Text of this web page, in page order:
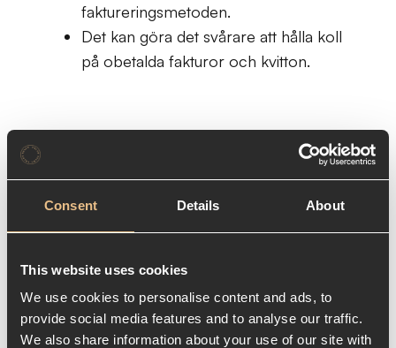
Consent Details About
This website uses cookies
We use cookies to personalise content and ads, to
provide social media features and to analyse our traffic.
We also share information about your use of our site with
faktureringsmetoden.
Det kan göra det svårare att hålla koll
på obetalda fakturor och kvitton.
Slutsats
Att förstå och välja rätt bokföringsmetod är
avgörande för ditt företags ekonomiska
detaljerad överblick men kräver mer
noggrannhet, medan kontantmetoden är
enklare men kanske inte ger fullständig insyn
i företagets ekonomiska tillstånd. Valet bör